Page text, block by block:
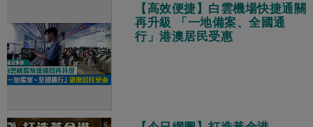
【高效便捷】白雲機場快捷通關
再升級 「一地備案、全國通
行」港澳居民受惠